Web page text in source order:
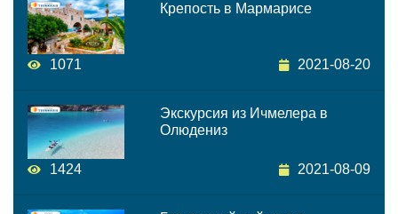
Крепость в Мармарисе
1071 2021-08-20
Экскурсия из Ичмелера в
Олюдениз
1424 2021-08-09